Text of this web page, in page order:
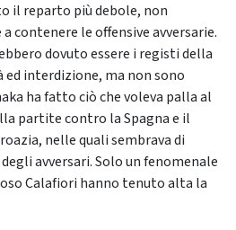
il reparto più debole, non
contenere le offensive avversarie.
dovuto essere i registi della
ed interdizione, ma non sono
ha fatto ciò che voleva palla al
partite contro la Spagna e il
nelle quali sembrava di
avversari. Solo un fenomenale
Calafiori hanno tenuto alta la